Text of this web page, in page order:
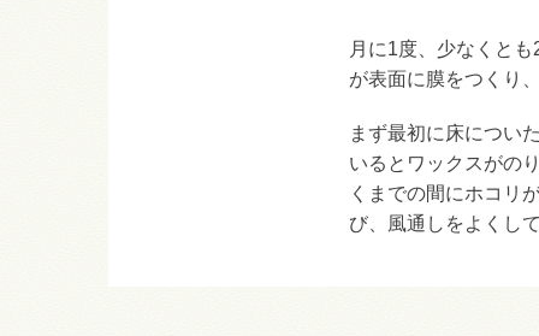
月に1度、少なくと
が表面に膜をつくり
まず最初に床につい
いるとワックスがの
くまでの間にホコリ
び、風通しをよくし